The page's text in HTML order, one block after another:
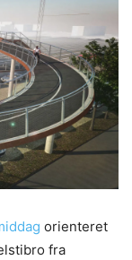
orienteret
fra